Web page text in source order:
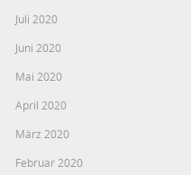
Juli 2020
Juni 2020
Mai 2020
April 2020
März 2020
Februar 2020